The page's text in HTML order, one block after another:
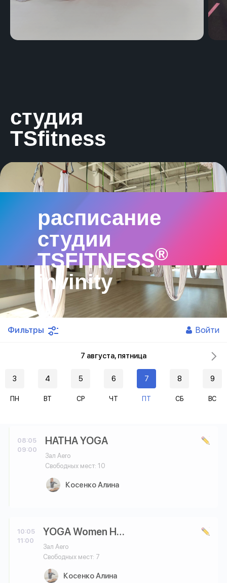
студия
TSfitness
infinity
НА КАРТЕ
расписание
студии
TSFITNESS®
invinity